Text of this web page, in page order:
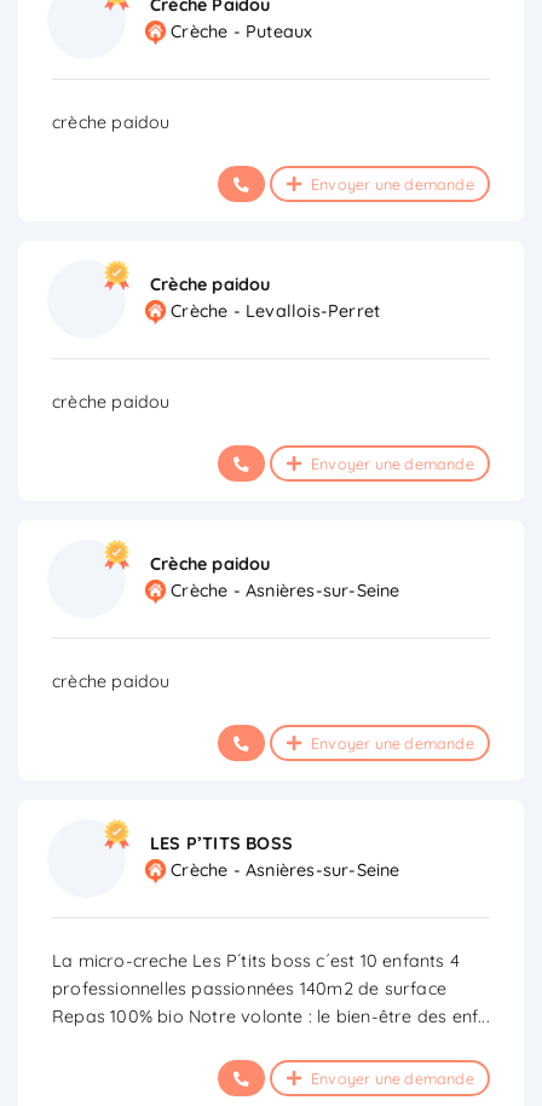
Crèche Paidou
Crèche - Puteaux
crèche paidou
Envoyer une demande
Crèche paidou
Crèche - Levallois-Perret
crèche paidou
Envoyer une demande
Crèche paidou
Crèche - Asnières-sur-Seine
crèche paidou
Envoyer une demande
LES P’TITS BOSS
Crèche - Asnières-sur-Seine
La micro-creche Les P´tits boss c´est 10 enfants 4
professionnelles passionnées 140m2 de surface
Repas 100% bio Notre volonte : le bien-être des enf...
Envoyer une demande